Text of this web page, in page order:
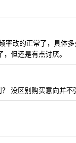
率改的正常了，具体
但还是有点讨厌。
没区别购买意向并不